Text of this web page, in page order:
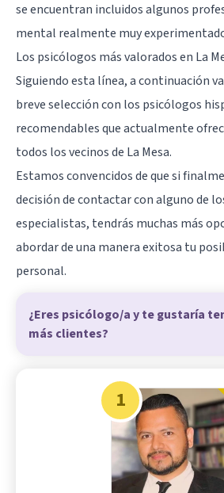
se encuentran incluidos algunos
mental realmente muy
Los psicólogos más valorados en La
Siguiendo esta línea, a continuación
breve selección con los psicólogos
recomendables que actualmente
todos los vecinos de La Mesa.
Estamos convencidos de que si
decisión de contactar con alguno de
especialistas, tendrás muchas más
abordar de una manera exitosa tu
personal.
¿Eres psicólogo/a y te gustaría
más clientes?
1